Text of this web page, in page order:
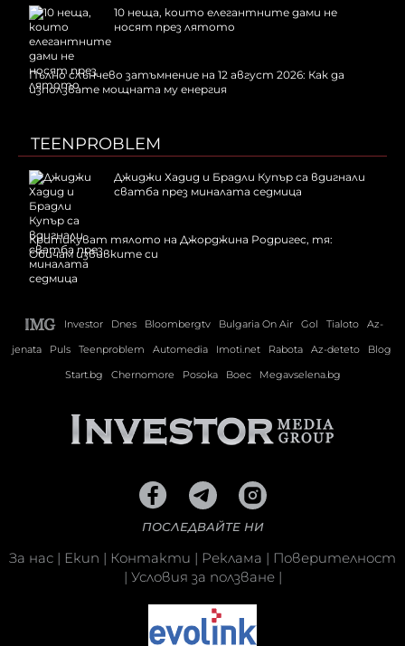
10 неща, които елегантните дами не
носят през лятото
Пълно слънчево затъмнение на 12 август 2026: Как да
използвате мощната му енергия
TEENPROBLEM
Джиджи Хадид и Брадли Купър са вдигнали
сватба през миналата седмица
Критикуват тялото на Джорджина Родригес, тя:
Обичам извивките си
Investor Dnes Bloombergtv Bulgaria On Air Gol Tialoto
Az-
jenata
Puls Teenproblem Automedia Imoti.net Rabota Az-deteto
Blog
Start.bg
Chernomore Posoka Boec Megavselena.bg
ПОСЛЕДВАЙТЕ НИ
За нас | Екип | Контакти | Реклама | Поверителност
| Условия за ползване|